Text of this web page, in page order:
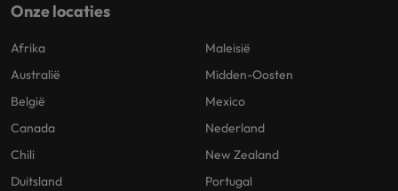
Onze locaties
Afrika
Australië
België
Canada
Chili
Duitsland
Maleisië
Midden-Oosten
Mexico
Nederland
New Zealand
Portugal